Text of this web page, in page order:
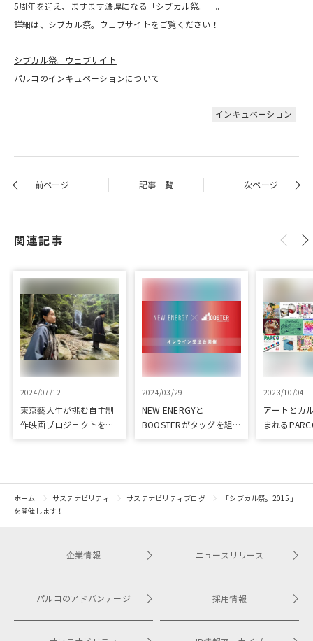
5周年を迎え、ますます濃厚になる「シブカル祭。」。
詳細は、シブカル祭。ウェブサイトをご覧ください！
シブカル祭。ウェブサイト
パルコのインキュベーションについて
インキュベーション
前ページ 記事一覧 次ページ
関連記事
2024/07/12
東京藝大生が挑む自主制
作映画プロジェクトをク
2024/03/29
NEW ENERGYと
BOOSTERがタッグを組
2023/10/04
アートとカ
まれる
ホーム サステナビリティ サステナビリティブログ
「シブカル祭。2015」
を開催します！
企業情報
パルコのアドバンテージ
ニュースリリース
採用情報